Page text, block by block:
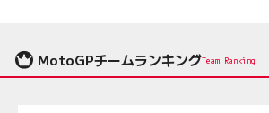
MotoGPチームランキングTeam Ranking